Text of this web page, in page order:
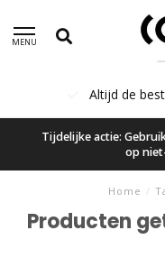
MENU
Altijd de
Tijdelijke actie:
op
Home /
Producten